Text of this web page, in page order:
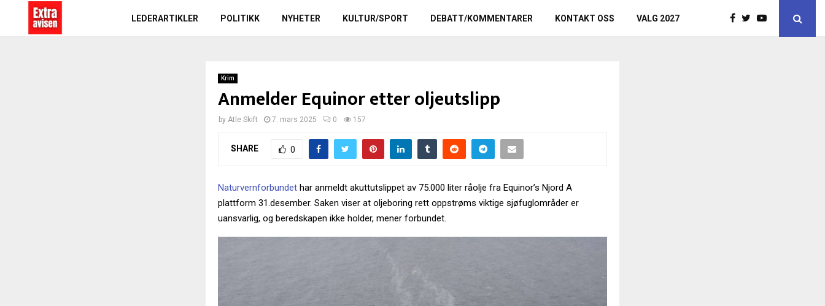
LEDERARTIKLER POLITIKK NYHETER KULTUR/SPORT DEBATT/KOMMENTARER KONTAKT OSS VALG 2027
Krim
Anmelder Equinor etter oljeutslipp
by Atle Skift 7. mars 2025 0 157
SHARE 0
Naturvernforbundet har anmeldt akuttutslippet av 75.000 liter råolje fra Equinor’s Njord A
plattform 31.desember. Saken viser at oljeboring rett oppstrøms viktige sjøfuglområder er
uansvarlig, og beredskapen ikke holder, mener forbundet.